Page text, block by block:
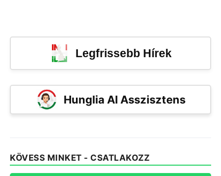
Legfrissebb Hírek
Hunglia AI Asszisztens
KÖVESS MINKET - CSATLAKOZZ